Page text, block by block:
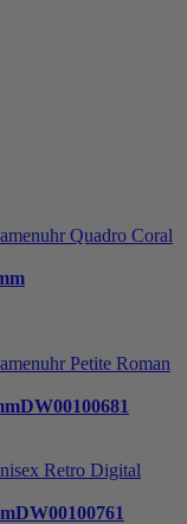
DW00100681
DW00100761